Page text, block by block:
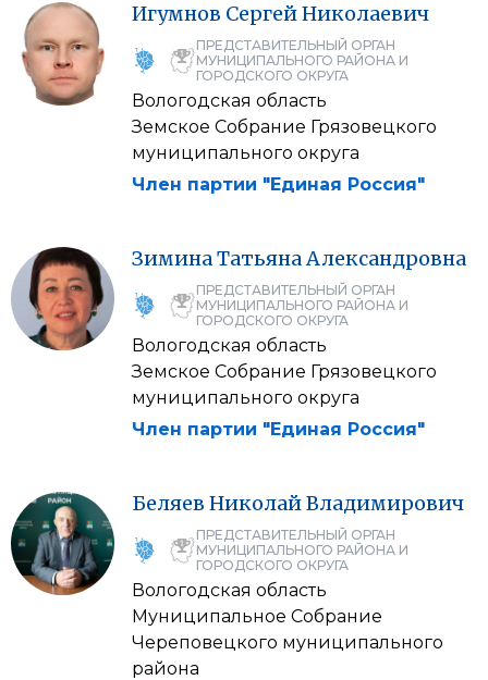
Игумнов СергейНиколаевич
ПРЕДСТАВИТЕЛЬНЫЙ ОРГАН
МУНИЦИПАЛЬНОГО РАЙОНА И
ГОРОДСКОГО ОКРУГА
Вологодская область
Земское Собрание Грязовецкого
муниципального округа
Член партии "Единая Россия"
ЗиминаТатьянаАлександровна
ПРЕДСТАВИТЕЛЬНЫЙ ОРГАН
МУНИЦИПАЛЬНОГО РАЙОНА И
ГОРОДСКОГО ОКРУГА
Вологодская область
Земское Собрание Грязовецкого
муниципального округа
Член партии "Единая Россия"
Беляев НиколайВладимирович
ПРЕДСТАВИТЕЛЬНЫЙ ОРГАН
МУНИЦИПАЛЬНОГО РАЙОНА И
ГОРОДСКОГО ОКРУГА
Вологодская область
Муниципальное Собрание
Череповецкого муниципального
района